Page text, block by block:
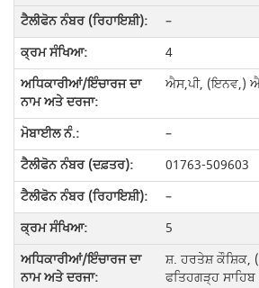
–
4
ਐਸ,ਪੀ, (ਇਨਵ,)
–
01763-509603
–
5
ਸ਼. ਹਰਤੇਸ਼ ਕੌਸ਼ਿਕ,
ਫਤਿਹਗੜ੍ਹ